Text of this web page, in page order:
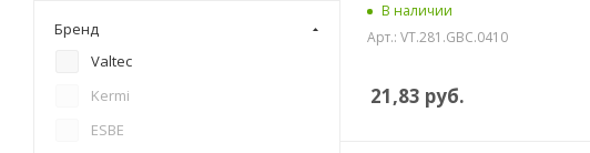
В наличии
Арт.: VT.281.GBC.0410
21,83 руб.
Бренд
Valtec
Kermi
ESBE